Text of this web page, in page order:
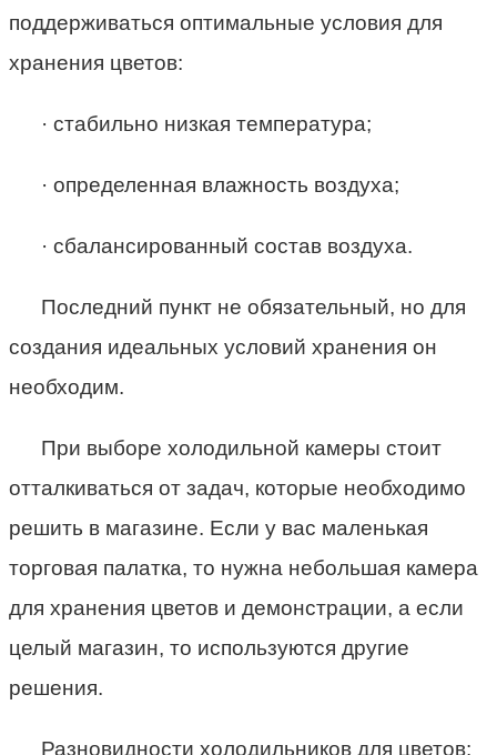
поддерживаться оптимальные условия для
хранения цветов:
· стабильно низкая температура;
· определенная влажность воздуха;
· сбалансированный состав воздуха.
Последний пункт не обязательный, но для
создания идеальных условий хранения он
необходим.
При выборе холодильной камеры стоит
отталкиваться от задач, которые необходимо
решить в магазине. Если у вас маленькая
торговая палатка, то нужна небольшая камера
для хранения цветов и демонстрации, а если
целый магазин, то используются другие
решения.
Разновидности холодильников для цветов: